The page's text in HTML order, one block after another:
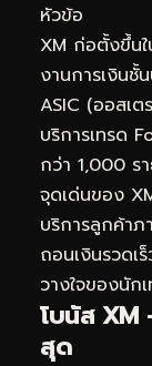
หัวข้อ
XM ก่อตั้งขึ้น
งานการเงินชั้
ASIC (ออสเต
บริการเทรด
กว่า 1,000 ร
จุดเด่นของ
บริการลูกค้า
ถอนเงินรวดเ
วางใจของนัก
โบนัส XM
สุด